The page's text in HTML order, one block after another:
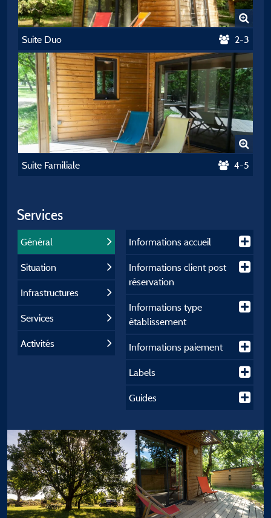
Suite Duo 2-3
Suite Familiale 4-5
Services
Général
Situation
Infrastructures
Services
Activités
Informations accueil
Informations client post
réservation
Informations type
établissement
Informations paiement
Labels
Guides